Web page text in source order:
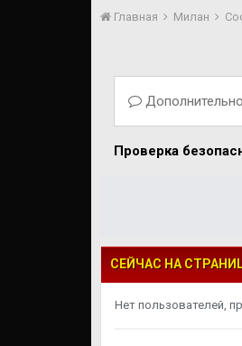
Главная Милан
Проверка
СЕЙЧАС НА
Нет пользователей,